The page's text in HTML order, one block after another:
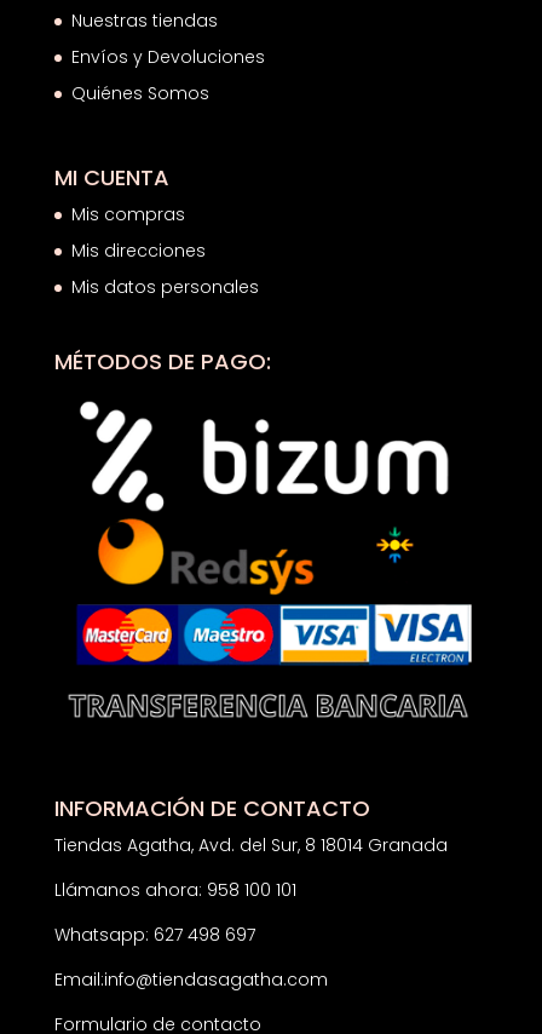
Nuestras tiendas
Envíos y Devoluciones
Quiénes Somos
MI CUENTA
Mis compras
Mis direcciones
Mis datos personales
MÉTODOS DE PAGO:
INFORMACIÓN DE CONTACTO
Tiendas Agatha, Avd. del Sur, 8 18014 Granada
Llámanos ahora: 958 100 101
Whatsapp: 627 498 697
Email:info@tiendasagatha.com
Formulario de contacto